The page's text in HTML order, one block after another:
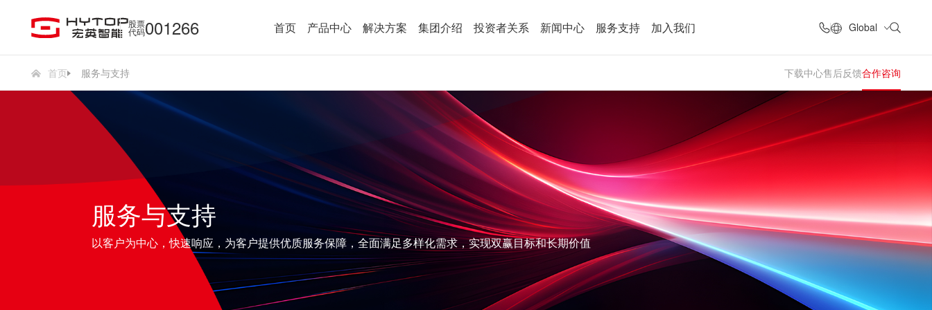
股票
代码001266 首页 产品中心 解决方案 集团介绍 投资者关系 新闻中心 服务支持 加入我们 Global
首页 服务与支持 下载中心售后反馈合作咨询
服务与支持
以客户为中心，快速响应，为客户提供优质服务保障，全面满足多样化需求，实现双赢目标和长期价值